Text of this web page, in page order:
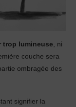
trop lumineuse, ni
couche sera
ombragée des
signifier la